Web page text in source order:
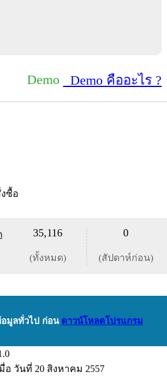
Demo Demo คืออะไร ?
ซื้อ
35,116
(ทั้งหมด)
0
(สัปดาห์ก่อน)
มูลทั่วไป ก่อน ดาวน์โหลดโปรแกรม
อ วันที่ 20 สิงหาคม 2557